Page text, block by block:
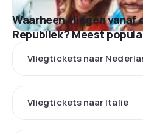
Waarheen vliegen
Republiek? Meest
Vliegtickets naar
Vliegtickets naar Italië